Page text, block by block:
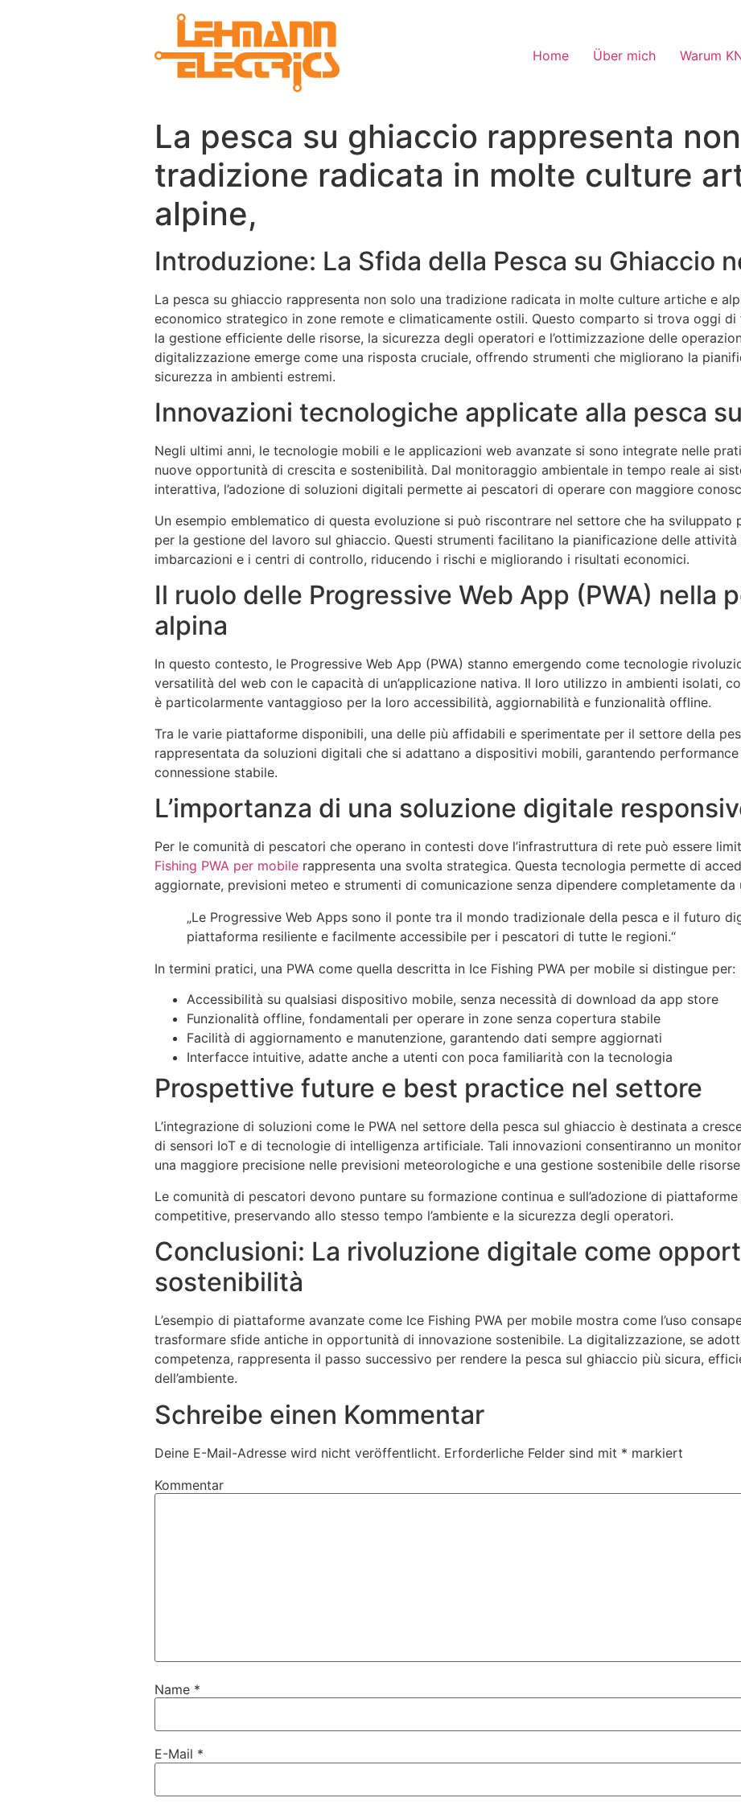
Home Über mich Warum
La pesca su ghiaccio rappresenta
tradizione radicata in molte culture
alpine,
Introduzione: La Sfida della Pesca su Ghiaccio
La pesca su ghiaccio rappresenta non solo una tradizione radicata in molte culture artiche e
economico strategico in zone remote e climaticamente ostili. Questo comparto si trova oggi
la gestione efficiente delle risorse, la sicurezza degli operatori e l’ottimizzazione delle
digitalizzazione emerge come una risposta cruciale, offrendo strumenti che migliorano la
sicurezza in ambienti estremi.
Innovazioni tecnologiche applicate alla pesca
Negli ultimi anni, le tecnologie mobili e le applicazioni web avanzate si sono integrate nelle
nuove opportunità di crescita e sostenibilità. Dal monitoraggio ambientale in tempo reale ai
interattiva, l’adozione di soluzioni digitali permette ai pescatori di operare con maggiore
Un esempio emblematico di questa evoluzione si può riscontrare nel settore che ha
per la gestione del lavoro sul ghiaccio. Questi strumenti facilitano la pianificazione delle
imbarcazioni e i centri di controllo, riducendo i rischi e migliorando i risultati economici.
Il ruolo delle Progressive Web App (PWA) nella
alpina
In questo contesto, le Progressive Web App (PWA) stanno emergendo come tecnologie
versatilità del web con le capacità di un’applicazione nativa. Il loro utilizzo in ambienti isolati,
è particolarmente vantaggioso per la loro accessibilità, aggiornabilità e funzionalità offline.
Tra le varie piattaforme disponibili, una delle più affidabili e sperimentate per il settore della
rappresentata da soluzioni digitali che si adattano a dispositivi mobili, garantendo performance
connessione stabile.
L’importanza di una soluzione digitale
Per le comunità di pescatori che operano in contesti dove l’infrastruttura di rete può essere
Fishing PWA per mobile rappresenta una svolta strategica. Questa tecnologia permette di
aggiornate, previsioni meteo e strumenti di comunicazione senza dipendere completamente da
„Le Progressive Web Apps sono il ponte tra il mondo tradizionale della pesca e il futuro
piattaforma resiliente e facilmente accessibile per i pescatori di tutte le regioni.“
In termini pratici, una PWA come quella descritta in Ice Fishing PWA per mobile si distingue per:
Accessibilità su qualsiasi dispositivo mobile, senza necessità di download da app store
Funzionalità offline, fondamentali per operare in zone senza copertura stabile
Facilità di aggiornamento e manutenzione, garantendo dati sempre aggiornati
Interfacce intuitive, adatte anche a utenti con poca familiarità con la tecnologia
Prospettive future e best practice nel settore
L’integrazione di soluzioni come le PWA nel settore della pesca sul ghiaccio è destinata a
di sensori IoT e di tecnologie di intelligenza artificiale. Tali innovazioni consentiranno un
una maggiore precisione nelle previsioni meteorologiche e una gestione sostenibile delle
Le comunità di pescatori devono puntare su formazione continua e sull’adozione di
competitive, preservando allo stesso tempo l’ambiente e la sicurezza degli operatori.
Conclusioni: La rivoluzione digitale come
sostenibilità
L’esempio di piattaforme avanzate come Ice Fishing PWA per mobile mostra come l’uso
trasformare sfide antiche in opportunità di innovazione sostenibile. La digitalizzazione, se
competenza, rappresenta il passo successivo per rendere la pesca sul ghiaccio più sicura,
dell’ambiente.
Schreibe einen Kommentar
Deine E-Mail-Adresse wird nicht veröffentlicht. Erforderliche Felder sind mit * markiert
Kommentar
Name *
E-Mail *